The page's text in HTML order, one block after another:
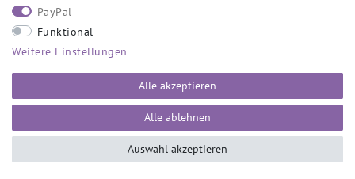
SICHER EINKAUFEN
PayPal
Funktional
Weitere Einstellungen
Alle akzeptieren
Alle ablehnen
Auswahl akzeptieren